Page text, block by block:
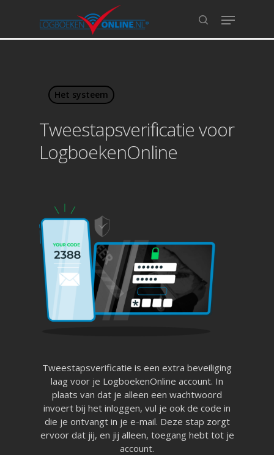
Het systeem
Tweestapsverificatie voor
LogboekenOnline
Tweestapsverificatie is een extra beveiliging
laag voor je LogboekenOnline account. In
plaats van dat je alleen een wachtwoord
invoert bij het inloggen, vul je ook de code in
die je ontvangt in je e-mail. Deze stap zorgt
ervoor dat jij, en jij alleen, toegang hebt tot je
account.